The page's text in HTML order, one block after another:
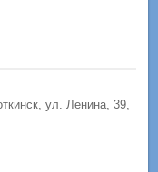
ул. Ленина, 39,